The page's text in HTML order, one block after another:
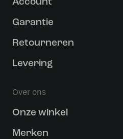
Account
Garantie
Retourneren
Levering
Over ons
Onze winkel
Merken